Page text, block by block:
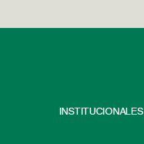
INSTITUCIONALES